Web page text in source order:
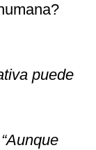
puede